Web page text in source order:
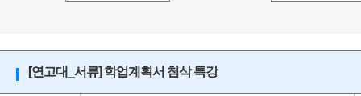
[연고대_서류] 학업계획서 첨삭 특강